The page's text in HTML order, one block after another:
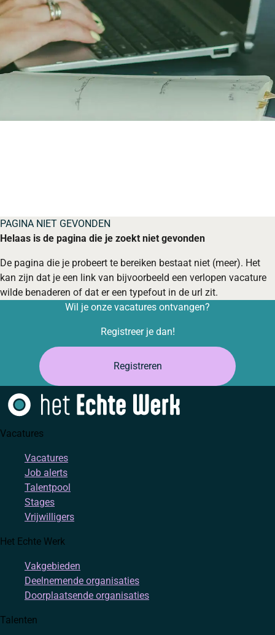
PAGINA NIET GEVONDEN
Helaas is de pagina die je zoekt niet gevonden
De pagina die je probeert te bereiken bestaat niet (meer). Het
kan zijn dat je een link van bijvoorbeeld een verlopen vacature
wilde benaderen of dat er een typefout in de url zit.
Wil je onze vacatures ontvangen?
Registreer je dan!
Registreren
Vacatures
Vacatures
Job alerts
Talentpool
Stages
Vrijwilligers
Het Echte Werk
Vakgebieden
Deelnemende organisaties
Doorplaatsende organisaties
Talenten